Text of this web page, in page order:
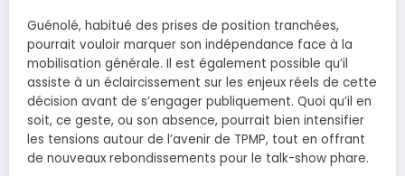
Guénolé, habitué des prises de position tranchées,
pourrait vouloir marquer son indépendance face à la
mobilisation générale. Il est également possible qu’il
assiste à un éclaircissement sur les enjeux réels de cette
décision avant de s’engager publiquement. Quoi qu’il en
soit, ce geste, ou son absence, pourrait bien intensifier
les tensions autour de l’avenir de TPMP, tout en offrant
de nouveaux rebondissements pour le talk-show phare.